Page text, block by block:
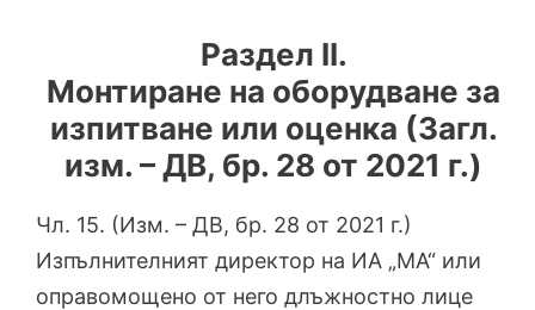
Раздел II.
Монтиране на оборудване за
изпитване или оценка (Загл.
изм. – ДВ, бр. 28 от 2021 г.)
Чл. 15. (Изм. – ДВ, бр. 28 от 2021 г.)
Изпълнителният директор на ИА „МА“ или
оправомощено от него длъжностно лице